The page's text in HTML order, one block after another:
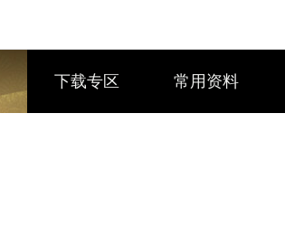
下载专区 常用资料